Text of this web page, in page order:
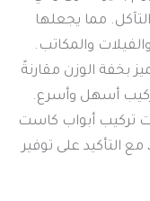
مما يجعلها
والمكاتب.
بخفة الوزن مقارنةً
أسهل وأسرع.
تركيب أبواب كاست
التأكيد على توفير